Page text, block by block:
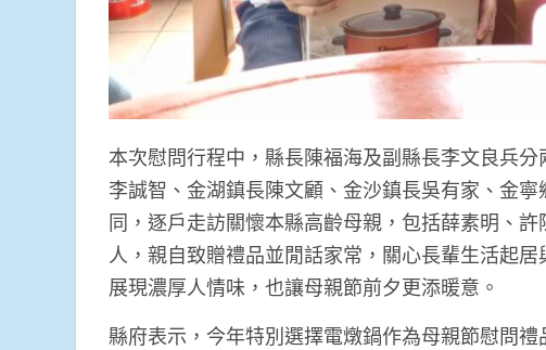
本次慰問行程中，縣長陳福海及副縣長李文良兵
李誠智、金湖鎮長陳文顧、金沙鎮長吳有家、金
同，逐戶走訪關懷本縣高齡母親，包括薛素明、
人，親自致贈禮品並閒話家常，關心長輩生活起
展現濃厚人情味，也讓母親節前夕更添暖意。
縣府表示，今年特別選擇電燉鍋作為母親節慰問